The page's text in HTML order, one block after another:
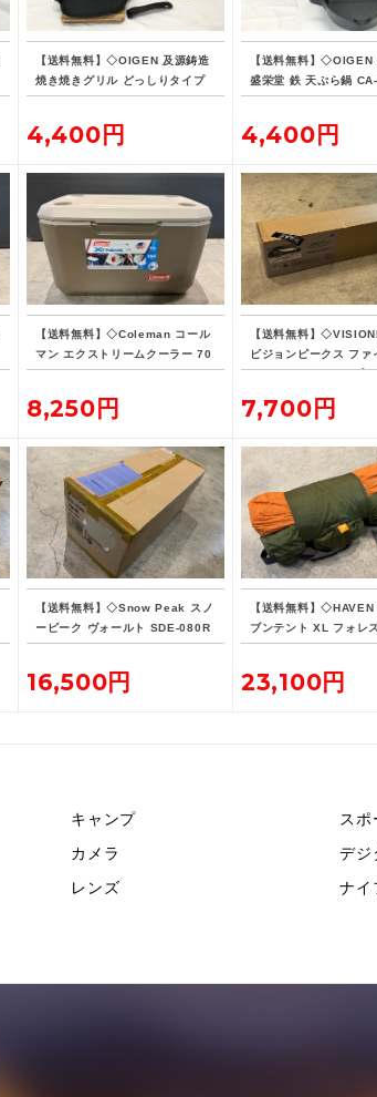
【送料無料】◇OIGEN 及源鋳造
焼き焼きグリル どっしりタイプ
U-33
4,400円
【送料無料】◇OIGEN
盛栄堂 鉄 天ぷら鍋
4,400円
【送料無料】◇Coleman コール
マン エクストリームクーラー 70
QT タンカラー
8,250円
【送料無料】
ビジョンピークス ファ
イス TCレクタタープ
7,700円
【送料無料】◇Snow Peak スノ
ーピーク ヴォールト SDE-080R
H
16,500円
【送料無料】
ブンテント XL フォレ
ン
23,100円
キャンプ スポ
カメラ デジ
レンズ ナイ